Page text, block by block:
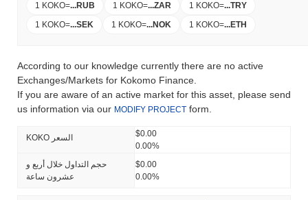
1 KOKO=...RUB 1 KOKO=...ZAR 1 KOKO=...TRY
1 KOKO=...SEK 1 KOKO=...NOK 1 KOKO=...ETH
According to our knowledge currently there are no active
Exchanges/Markets for Kokomo Finance.
If you are aware of an active market for this asset, please send
us information via our MODIFY PROJECT form.
KOKO السعر
$0.00
0.00%
حجم التداول خلال أربع و
عشرون ساعة
$0.00
0.00%